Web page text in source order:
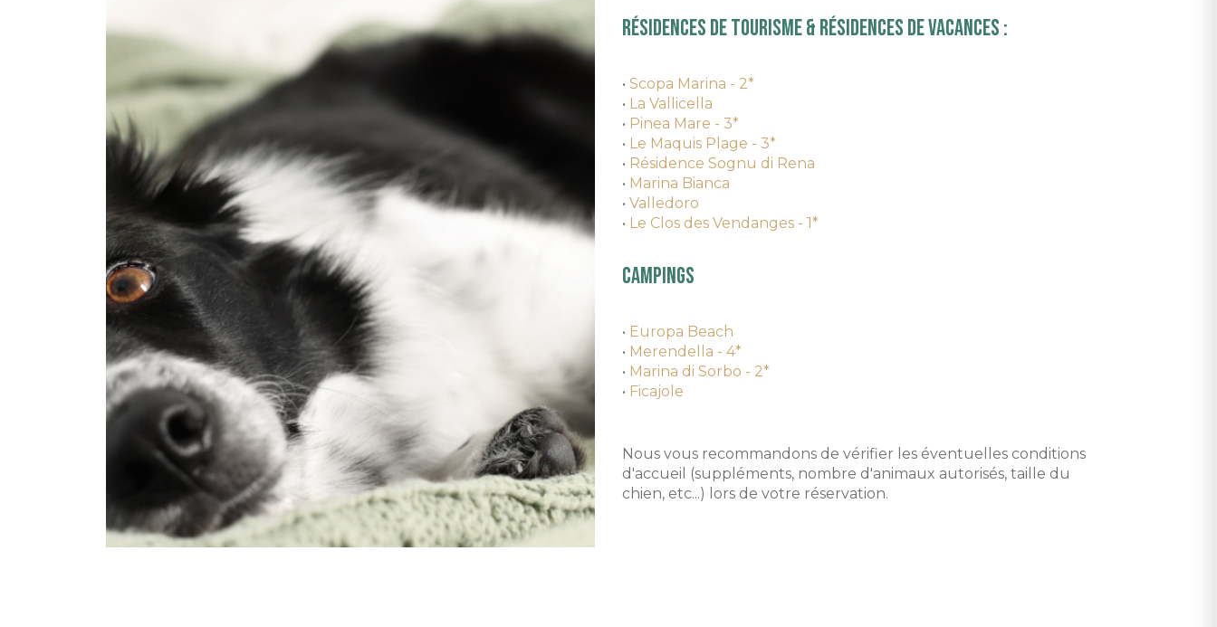
Résidences de tourisme & résidences de vacances :
• Scopa Marina - 2*
• La Vallicella
• Pinea Mare - 3*
• Le Maquis Plage - 3*
• Résidence Sognu di Rena
• Marina Bianca
• Valledoro
• Le Clos des Vendanges - 1*
Campings
• Europa Beach
• Merendella - 4*
• Marina di Sorbo - 2*
• Ficajole
Nous vous recommandons de vérifier les éventuelles conditions
d'accueil (suppléments, nombre d'animaux autorisés, taille du
chien, etc...) lors de votre réservation.